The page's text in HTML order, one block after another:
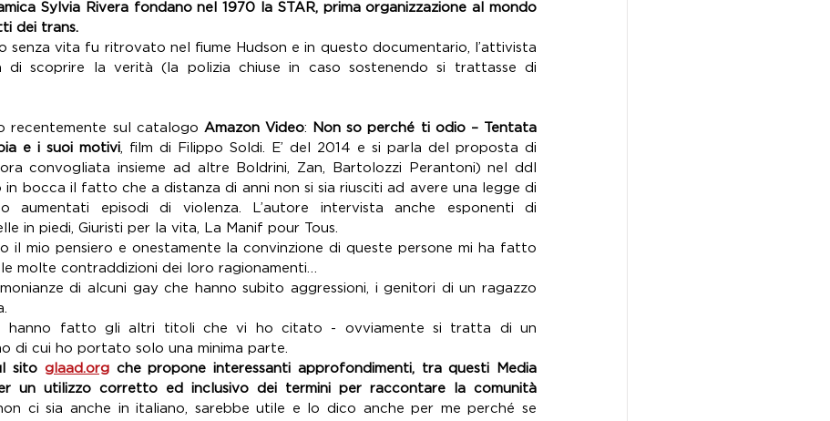
Sylvia Rivera fondano nel 1970 la STAR, prima organizzazione al mondo
dei trans.
di scoprire la verità (la polizia chiuse in caso sostenendo si trattasse di
recentemente sul catalogo Amazon Video:
Non so perché ti odio – Tentata
e i suoi motivi, film di Filippo Soldi. E’ del 2014 e si parla del proposta di
convogliata insieme ad altre Boldrini, Zan, Bartolozzi Perantoni) nel ddl
in bocca il fatto che a distanza di anni non si sia riusciti ad avere una legge di
aumentati episodi di violenza. L’autore intervista anche esponenti di
in piedi, Giuristi per la vita, La Manif pour Tous.
il mio pensiero e onestamente la convinzione di queste persone mi ha fatto
molte contraddizioni dei loro ragionamenti…
di alcuni gay che hanno subito aggressioni, i genitori di un ragazzo
hanno fatto gli altri titoli che vi ho citato - ovviamente si tratta di un
di cui ho portato solo una minima parte.
sito glaad.org che propone interessanti approfondimenti, tra questi Media
un utilizzo corretto ed inclusivo dei termini per raccontare la comunità
ci sia anche in italiano, sarebbe utile e lo dico anche per me perché se